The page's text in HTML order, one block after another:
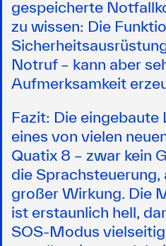
gespeicherte
zu wissen: Die
Notruf – kann aber
Aufmerksamkeit
Fazit: Die eingebaute
eines von vielen
Quatix 8 – zwar kein
die
großer Wirkung. Die
ist erstaunlich hell,
SOS-Modus